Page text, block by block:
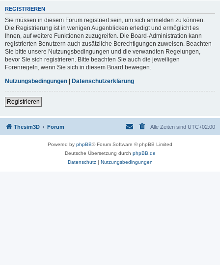
REGISTRIEREN
Sie müssen in diesem Forum registriert sein, um sich anmelden zu können.
Die Registrierung ist in wenigen Augenblicken erledigt und ermöglicht es
Ihnen, auf weitere Funktionen zuzugreifen. Die Board-Administration kann
registrierten Benutzern auch zusätzliche Berechtigungen zuweisen. Beachten
Sie bitte unsere Nutzungsbedingungen und die verwandten Regelungen,
bevor Sie sich registrieren. Bitte beachten Sie auch die jeweiligen
Forenregeln, wenn Sie sich in diesem Board bewegen.
Nutzungsbedingungen
Datenschutzerklärung
Registrieren
Thesim3D Forum Alle Zeiten sind UTC+02:00
Powered by phpBB® Forum Software © phpBB Limited
Deutsche Übersetzung durch phpBB.de
Datenschutz| Nutzungsbedingungen